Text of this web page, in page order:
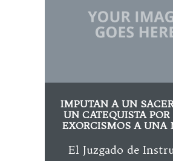
IMPUTAN A UN
UN CATEQUISTA POR
EXORCISMOS A UNA
El Juzgado de